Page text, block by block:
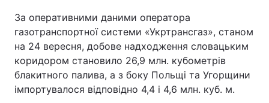
За оперативними даними оператора
газотранспортної системи «Укртрансгаз», станом
на 24 вересня, добове надходження словацьким
коридором становило 26,9 млн. кубометрів
блакитного палива, а з боку Польщі та Угорщини
імпортувалося відповідно 4,4 і 4,6 млн. куб. м.